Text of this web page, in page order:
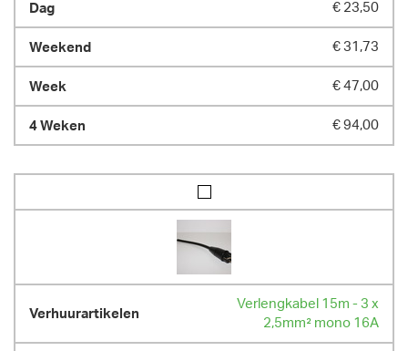
€ 23,50
€ 31,73
€ 47,00
€ 94,00
Verlengkabel 15m - 3 x
2,5mm² mono 16A